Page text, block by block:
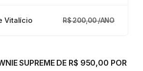
Vitalício R$ 200,00 /ANO
SUPREME DE R$ 950,00 POR